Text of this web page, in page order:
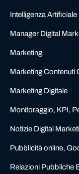
Intelligenza Artificiale
Manager Digital
Marketing
Marketing Contenuti
Marketing Digitale
Monitoraggio, KPI,
Notizie Digital
Pubblicità online,
Relazioni Pubbliche